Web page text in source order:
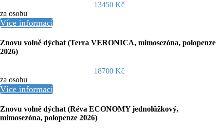
13450 Kč
za osobu
Více informací
Znovu volně dýchat (Terra VERONICA, mimosezóna, polopenze
2026)
18700 Kč
za osobu
Více informací
Znovu volně dýchat (Réva ECONOMY jednolůžkový,
mimosezóna, polopenze 2026)